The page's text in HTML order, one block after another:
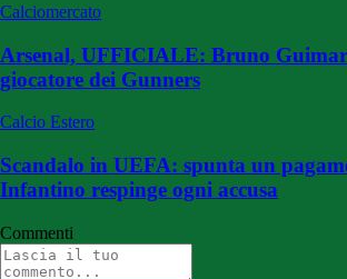
Calciomercato
Arsenal, UFFICIALE: Bruno
giocatore dei Gunners
Calcio Estero
Scandalo in UEFA: spunta un
Infantino respinge ogni accusa
Commenti